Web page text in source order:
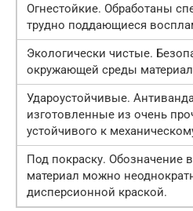
Огнестойкие. Обработаны
трудно поддающиеся
Экологически чистые.
окружающей среды
Удароустойчивые.
изготовленные из очень
устойчивого к
Под покраску. Обозначение
материал можно
дисперсионной краской.